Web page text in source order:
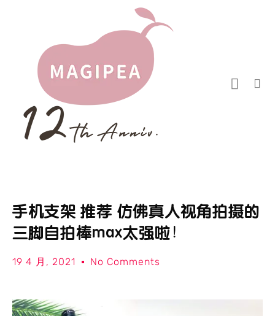
手机支架 推荐 仿佛真人视角拍摄的
三脚自拍棒max太强啦！
19 4 月, 2021 No Comments